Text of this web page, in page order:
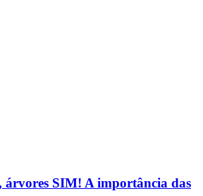
árvores SIM! A importância das